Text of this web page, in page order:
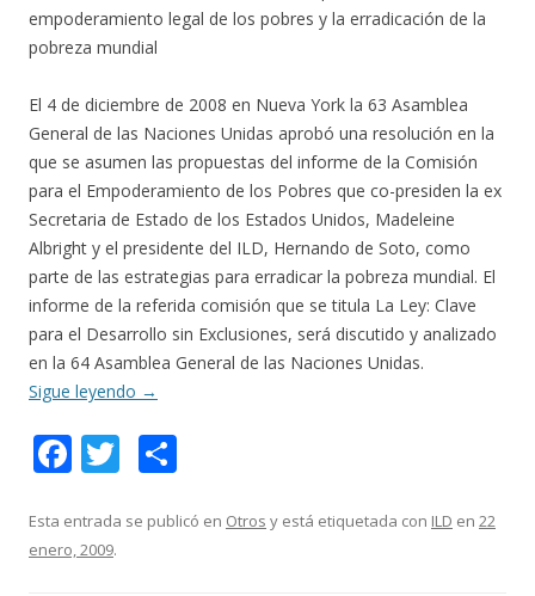
empoderamiento legal de los pobres y la erradicación de la
pobreza mundial
El 4 de diciembre de 2008 en Nueva York la 63 Asamblea
General de las Naciones Unidas aprobó una resolución en la
que se asumen las propuestas del informe de la Comisión
para el Empoderamiento de los Pobres que co-presiden la ex
Secretaria de Estado de los Estados Unidos, Madeleine
Albright y el presidente del ILD, Hernando de Soto, como
parte de las estrategias para erradicar la pobreza mundial. El
informe de la referida comisión que se titula La Ley: Clave
para el Desarrollo sin Exclusiones, será discutido y analizado
en la 64 Asamblea General de las Naciones Unidas.
Sigue leyendo →
F
e
b
T
itt m
Esta entrada se publicó en Otros y está etiquetada con ILD en 22
enero, 2009.